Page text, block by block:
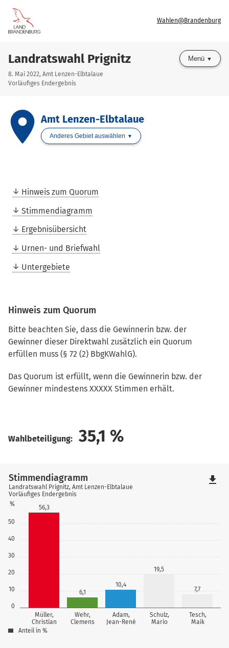
Wahlen@Brandenburg
Landratswahl Prignitz
8. Mai 2022, Amt Lenzen-Elbtalaue
Vorläufiges Endergebnis
Menü
placeAmt Lenzen-Elbtalaue
Anderes Gebiet auswählen
Hinweis zum Quorum
Stimmendiagramm
Ergebnisübersicht
Urnen- und Briefwahl
Untergebiete
Hinweis zum Quorum
Bitte beachten Sie, dass die Gewinnerin bzw. der
Gewinner dieser Direktwahl zusätzlich ein Quorum
erfüllen muss (§ 72 (2) BbgKWahlG).
Das Quorum ist erfüllt, wenn die Gewinnerin bzw. der
Gewinner mindestens XXXXX Stimmen erhält.
Wahlbeteiligung: 35,1 %
0
10
20
30
40
50
%
Müller,
Christian
Wehr,
Clemens
Adam,
Jean-René
Schulz,
Mario
Tesch,
Maik
56,3
6,1
10,4
19,5
7,7
Stimmendiagramm
Landratswahl Prignitz, Amt Lenzen-Elbtalaue
Vorläufiges Endergebnis
Anteil in %
file_download